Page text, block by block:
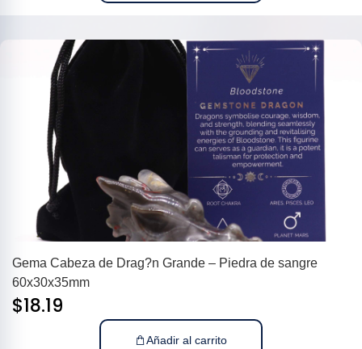
Gema Cabeza de Drag?n Grande – Piedra de sangre
60x30x35mm
$18.19
Añadir al carrito